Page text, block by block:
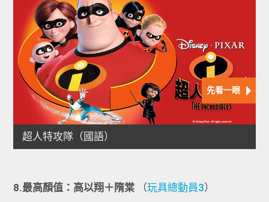
8.最高顏值： 高以翔＋隋棠 （玩具總動員3）